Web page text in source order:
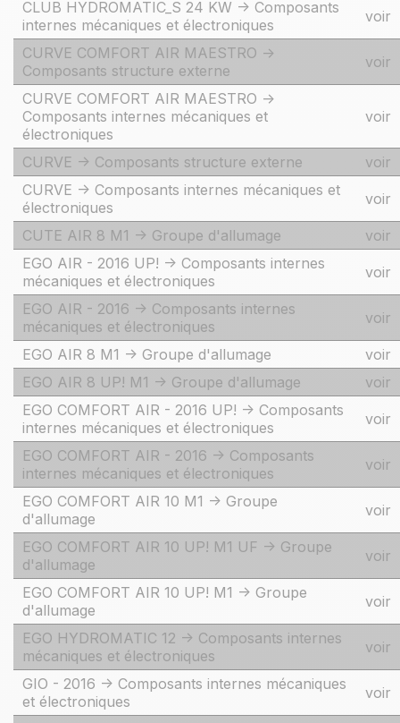
CLUB HYDROMATIC_S 24 KW -> Composants
internes mécaniques et électroniques
voir
CURVE COMFORT AIR MAESTRO ->
Composants structure externe
voir
CURVE COMFORT AIR MAESTRO ->
Composants internes mécaniques et
électroniques
voir
CURVE -> Composants structure externe
voir
CURVE -> Composants internes mécaniques et
électroniques
voir
CUTE AIR 8 M1 -> Groupe d'allumage
voir
EGO AIR - 2016 UP! -> Composants internes
mécaniques et électroniques
voir
EGO AIR - 2016 -> Composants internes
mécaniques et électroniques
voir
EGO AIR 8 M1 -> Groupe d'allumage
voir
EGO AIR 8 UP! M1 -> Groupe d'allumage
voir
EGO COMFORT AIR - 2016 UP! -> Composants
internes mécaniques et électroniques
voir
EGO COMFORT AIR - 2016 -> Composants
internes mécaniques et électroniques
voir
EGO COMFORT AIR 10 M1 -> Groupe
d'allumage
voir
EGO COMFORT AIR 10 UP! M1 UF -> Groupe
d'allumage
voir
EGO COMFORT AIR 10 UP! M1 -> Groupe
d'allumage
voir
EGO HYDROMATIC 12 -> Composants internes
mécaniques et électroniques
voir
GIO - 2016 -> Composants internes mécaniques
et électroniques
voir